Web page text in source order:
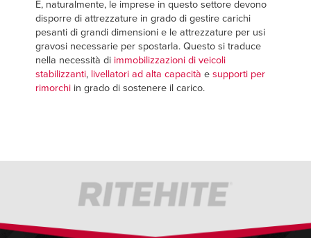
E, naturalmente, le imprese in questo settore devono
disporre di attrezzature in grado di gestire carichi
pesanti di grandi dimensioni e le attrezzature per usi
gravosi necessarie per spostarla. Questo si traduce
nella necessità di immobilizzazioni di veicoli
stabilizzanti, livellatori ad alta capacità e supporti per
rimorchiin grado di sostenere il carico.